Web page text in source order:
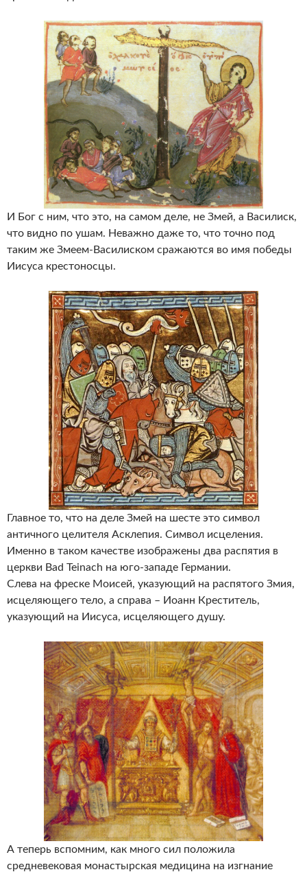
И Бог с ним, что это, на самом деле, не Змей, а Василиск,
что видно по ушам. Неважно даже то, что точно под
таким же Змеем-Василиском сражаются во имя победы
Иисуса крестоносцы.
Главное то, что на деле Змей на шесте это символ
античного целителя Асклепия. Символ исцеления.
Именно в таком качестве изображены два распятия в
церкви Bad Teinach на юго-западе Германии.
Слева на фреске Моисей, указующий на распятого Змия,
исцеляющего тело, а справа – Иоанн Креститель,
указующий на Иисуса, исцеляющего душу.
А теперь вспомним, как много сил положила
средневековая монастырская медицина на изгнание